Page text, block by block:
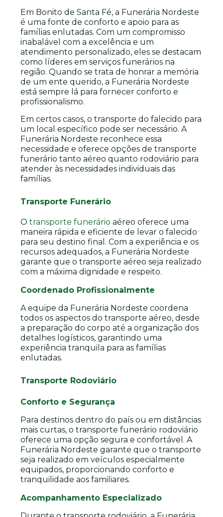
Em Bonito de Santa Fé, a Funerária Nordeste
é uma fonte de conforto e apoio para as
famílias enlutadas. Com um compromisso
inabalável com a excelência e um
atendimento personalizado, eles se destacam
como líderes em serviços funerários na
região. Quando se trata de honrar a memória
de um ente querido, a Funerária Nordeste
está sempre lá para fornecer conforto e
profissionalismo.
Em certos casos, o transporte do falecido para
um local específico pode ser necessário. A
Funerária Nordeste reconhece essa
necessidade e oferece opções de transporte
funerário tanto aéreo quanto rodoviário para
atender às necessidades individuais das
famílias.
Transporte Funerário
O transporte funerário aéreo oferece uma
maneira rápida e eficiente de levar o falecido
para seu destino final. Com a experiência e os
recursos adequados, a Funerária Nordeste
garante que o transporte aéreo seja realizado
com a máxima dignidade e respeito.
Coordenado Profissionalmente
A equipe da Funerária Nordeste coordena
todos os aspectos do transporte aéreo, desde
a preparação do corpo até a organização dos
detalhes logísticos, garantindo uma
experiência tranquila para as famílias
enlutadas.
Transporte Rodoviário
Conforto e Segurança
Para destinos dentro do país ou em distâncias
mais curtas, o transporte funerário rodoviário
oferece uma opção segura e confortável. A
Funerária Nordeste garante que o transporte
seja realizado em veículos especialmente
equipados, proporcionando conforto e
tranquilidade aos familiares.
Acompanhamento Especializado